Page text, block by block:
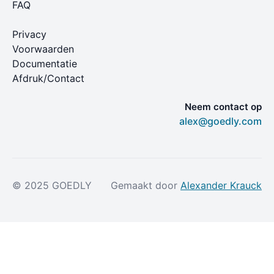
FAQ
Privacy
Voorwaarden
Documentatie
Afdruk/Contact
Neem contact op
alex@goedly.com
© 2025 GOEDLY Gemaakt door Alexander Krauck